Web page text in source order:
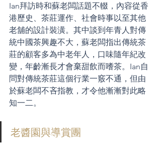
Ian拜訪時和蘇老闆話題不輟，內容從香
港歷史、茶莊運作、社會時事以至其他
老舖的設計裝潢。其中談到年青人對傳
統中國茶興趣不大，蘇老闆指出傳統茶
莊的顧客多為中老年人，口味隨年紀改
變，年齡漸長才會棄甜飲而嗜茶。Ian自
問對傳統茶莊這個行業一竅不通，但由
於蘇老闆不吝指教，才令他漸漸對此略
知一二。
老醬園與導賞團